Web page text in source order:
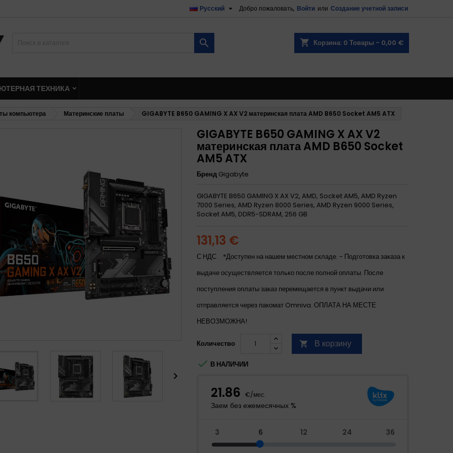
Добро пожаловать, Войти или Создание учетной записи
Русский 
shopping_cart Корзина: 0 Товары - 0,00 €

ТЕХНИКА
компьютера Материнские платы GIGABYTE B650 GAMING X AX V2 материнская плата AMD B650 Socket AM5 ATX

GIGABYTE B650 GAMING X AX V2
материнская плата AMD B650 Socket
AM5 ATX
Бренд Gigabyte
GIGABYTE B650 GAMING X AX V2, AMD, Socket AM5, AMD Ryzen
7000 Series, AMD Ryzen 8000 Series, AMD Ryzen 9000 Series,
Socket AM5, DDR5-SDRAM, 256 GB
131,13 €
С НДС
*Доступен на нашем местном складе. - Подготовка заказа к
выдаче осуществляется только после полной оплаты. После
поступления оплаты заказ перемещается в пункт выдачи или
отправляется через пакомат Omniva. ОПЛАТА НА МЕСТЕ
НЕВОЗМОЖНА!
Количество  В корзину
 В НАЛИЧИИ